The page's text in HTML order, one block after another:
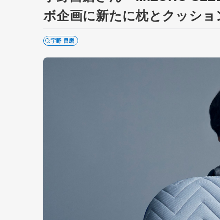
ボ企画に新たに枕とクッショ
宇野 昌磨